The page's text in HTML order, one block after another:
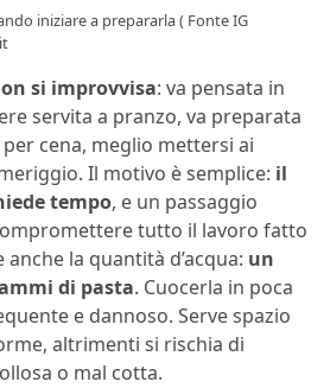
iniziare a prepararla ( Fonte IG
si improvvisa: va pensata in
servita a pranzo, va preparata
cena, meglio mettersi ai
Il motivo è semplice: il
tempo, e un passaggio
tutto il lavoro fatto
la quantità d’acqua: un
di pasta. Cuocerla in poca
e dannoso. Serve spazio
altrimenti si rischia di
o mal cotta.